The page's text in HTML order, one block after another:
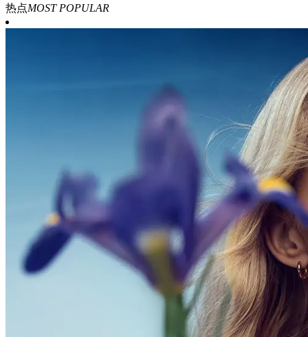
热点MOST POPULAR